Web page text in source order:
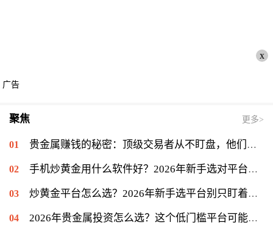
x
广告
聚焦 更多>
贵金属赚钱的秘密：顶级交易者从不盯盘，他们专注另一件事
手机炒黄金用什么软件好？2026年新手选对平台只是第一步
炒黄金平台怎么选？2026年新手选平台别只盯着低点差
2026年贵金属投资怎么选？这个低门槛平台可能值得你一试